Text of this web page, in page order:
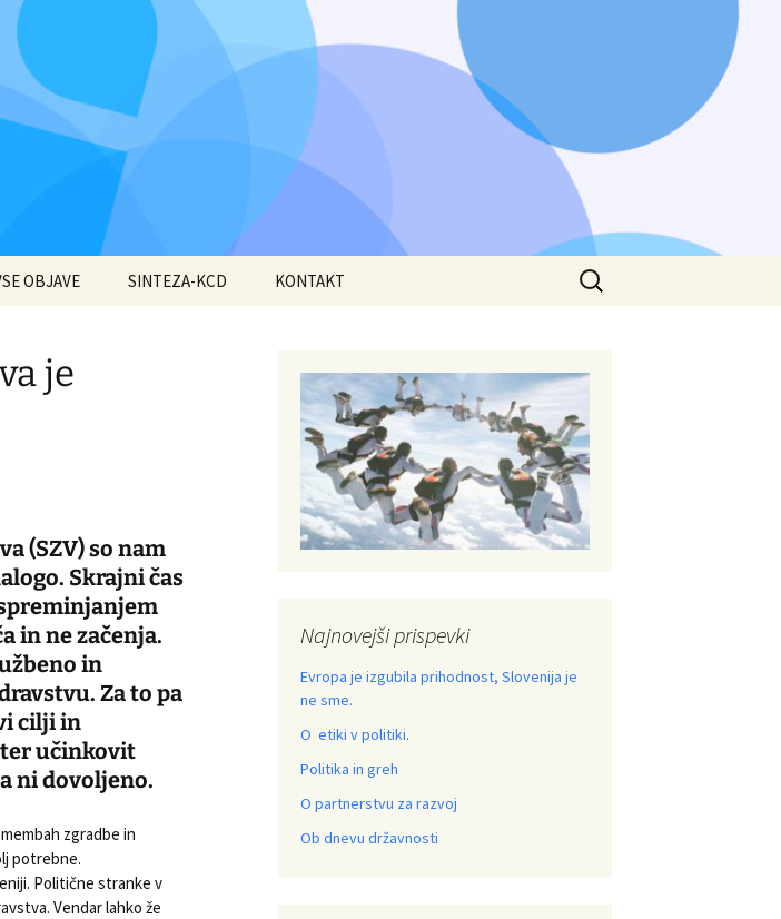
OBJAVE SINTEZA-KCD KONTAKT
Išči:
je
(SZV) so nam
Skrajni čas
spreminjanjem
in ne začenja.
in
Za to pa
cilji in
učinkovit
ni dovoljeno.
zgradbe in
potrebne.
Politične stranke v
Vendar lahko že
Najnovejši prispevki
Evropa je izgubila prihodnost, Slovenija je
ne sme.
O etiki v politiki.
Politika in greh
O partnerstvu za razvoj
Ob dnevu državnosti